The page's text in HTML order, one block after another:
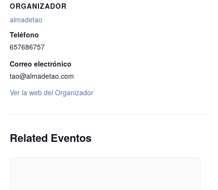
ORGANIZADOR
almadetao
Teléfono
657686757
Correo electrónico
tao@almadetao.com
Ver la web del Organizador
Related Eventos